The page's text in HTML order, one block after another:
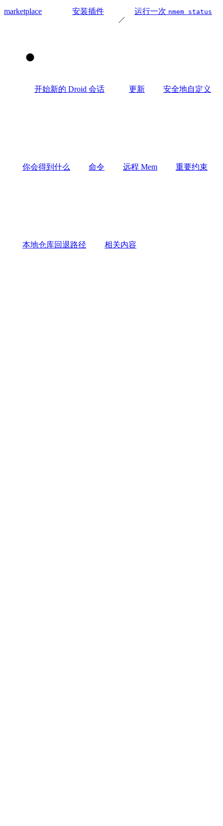
marketplace 安装插件 运行一次 nmem status
开始新的 Droid 会话 更新 安全地自定义
你会得到什么 命令 远程 Mem 重要约束
本地仓库回退路径 相关内容